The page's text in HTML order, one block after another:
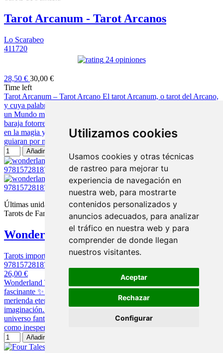
Utilizamos cookies
Usamos cookies y otras técnicas
de rastreo para mejorar tu
experiencia de navegación en
nuestra web, para mostrarte
contenidos personalizados y
anuncios adecuados, para analizar
el tráfico en nuestra web y para
comprender de donde llegan
nuestros visitantes.
Aceptar
Rechazar
Configurar
Tarot Arcanum - Tarot Arcanos
Lo Scarabeo
411720
24 opiniones
28,50 € 30,00 €
Time left
Tarot Arcanum – Tarot Arcano El tarot Arcanum, o tarot del Arcano,
y cuya palabra evoca ideas profundas y oscuras; misterios, secretos,
un Mundo místico repleto de criaturas imaginarias. Este novedosa
baraja fotorrealista será un buen compañero que te ayudará a entrar
en la magia y el misterio del tarot. Sus esplendidas imágenes te
guiaran por nuevos...
Añadir al carrito
Últimas unidades en stock
Tarots de Fantasia
Wonderland Tarot
Tarots importacion
9781572818798
26,00 €
Wonderland Tarot ✨ Sumérgete en una lectura tan loca como
fascinante ✨ Prepárate para cruzar el espejo y entrar en una
merienda eterna donde el tarot se sirve con té, ironía y mucha
imaginación. El Tarot del País de las Maravillas te invita a barajar el
universo fantástico de Lewis Carroll con una baraja tan encantadora
como inesperada. En esta colección...
Añadir al carrito